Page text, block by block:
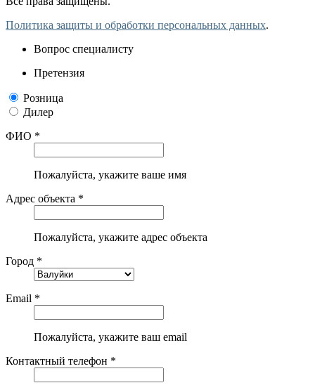
Политика защиты и обработки персональных данных.
Вопрос специалисту
Претензия
Розница
Дилер
ФИО *
Пожалуйста, укажите ваше имя
Адрес объекта *
Пожалуйста, укажите адрес объекта
Город *
Email *
Пожалуйста, укажите ваш email
Контактный телефон *